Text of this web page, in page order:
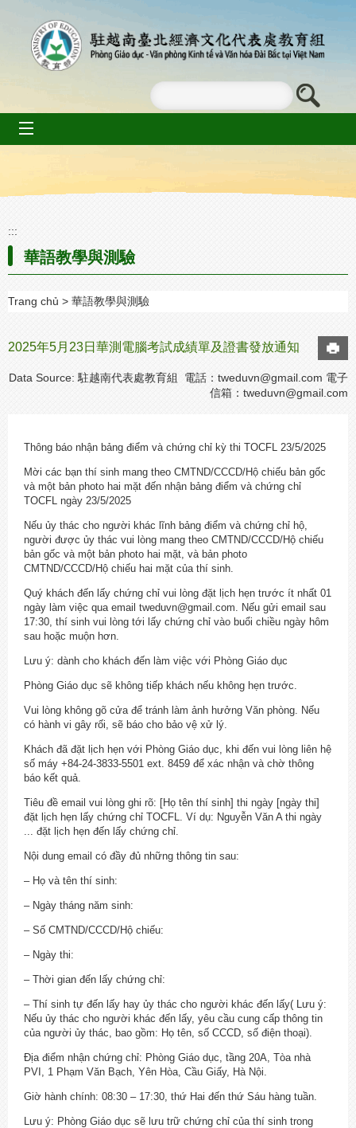
:::
華語教學與測驗
Trang chủ 華語教學與測驗
2025年5月23日華測電腦考試成績單及證書發放通知
Data Source: 駐越南代表處教育組 電話：tweduvn@gmail.com 電子
信箱： tweduvn@gmail.com
Thông báo nhận bảng điểm và chứng chỉ kỳ thi TOCFL 23/5/2025
Mời các bạn thí sinh mang theo CMTND/CCCD/Hộ chiếu bản gốc
và một bản photo hai mặt đến nhận bảng điểm và chứng chỉ
TOCFL ngày 23/5/2025
Nếu ủy thác cho người khác lĩnh bảng điểm và chứng chỉ hộ,
người được ủy thác vui lòng mang theo CMTND/CCCD/Hộ chiếu
bản gốc và một bản photo hai mặt, và bản photo
CMTND/CCCD/Hộ chiếu hai mặt của thí sinh.
Quý khách đến lấy chứng chỉ vui lòng đặt lịch hẹn trước ít nhất 01
ngày làm việc qua email tweduvn@gmail.com. Nếu gửi email sau
17:30, thí sinh vui lòng tới lấy chứng chỉ vào buổi chiều ngày hôm
sau hoặc muộn hơn.
Lưu ý: dành cho khách đến làm việc với Phòng Giáo dục
Phòng Giáo dục sẽ không tiếp khách nếu không hẹn trước.
Vui lòng không gõ cửa để tránh làm ảnh hưởng Văn phòng. Nếu
có hành vi gây rối, sẽ báo cho bảo vệ xử lý.
Khách đã đặt lịch hẹn với Phòng Giáo dục, khi đến vui lòng liên hệ
số máy +84-24-3833-5501 ext. 8459 để xác nhận và chờ thông
báo kết quả.
Tiêu đề email vui lòng ghi rõ: [Họ tên thí sinh] thi ngày [ngày thi]
đặt lịch hẹn lấy chứng chỉ TOCFL. Ví dụ: Nguyễn Văn A thi ngày
... đặt lịch hẹn đến lấy chứng chỉ.
Nội dung email có đầy đủ những thông tin sau:
– Họ và tên thí sinh:
– Ngày tháng năm sinh:
– Số CMTND/CCCD/Hộ chiếu:
– Ngày thi:
– Thời gian đến lấy chứng chỉ:
– Thí sinh tự đến lấy hay ủy thác cho người khác đến lấy( Lưu ý:
Nếu ủy thác cho người khác đến lấy, yêu cầu cung cấp thông tin
của người ủy thác, bao gồm: Họ tên, số CCCD, số điện thoại).
Địa điểm nhận chứng chỉ: Phòng Giáo dục, tầng 20A, Tòa nhà
PVI, 1 Phạm Văn Bạch, Yên Hòa, Cầu Giấy, Hà Nội.
Giờ hành chính: 08:30 – 17:30, thứ Hai đến thứ Sáu hàng tuần.
Lưu ý: Phòng Giáo dục sẽ lưu trữ chứng chỉ của thí sinh trong